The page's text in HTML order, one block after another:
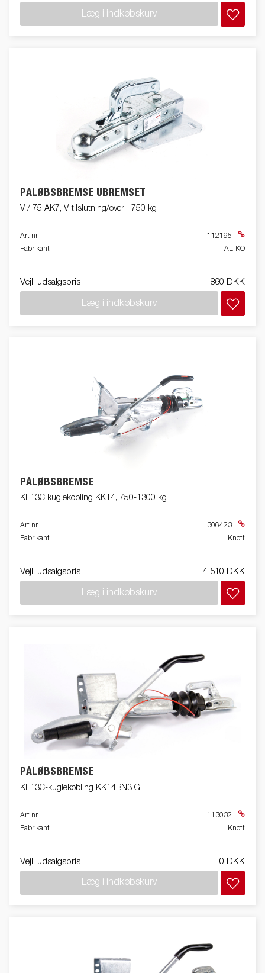
Læg i indkøbskurv
PÅLØBSBREMSE UBREMSET
V / 75 AK7, V-tilslutning/over, -750 kg
Art nr
112195
Fabrikant
AL-KO
Vejl. udsalgspris 860 DKK
Læg i indkøbskurv
PÅLØBSBREMSE
KF13C kuglekobling KK14, 750-1300 kg
Art nr
306423
Fabrikant
Knott
Vejl. udsalgspris 4 510 DKK
Læg i indkøbskurv
PÅLØBSBREMSE
KF13C-kuglekobling KK14BN3 GF
Art nr
113032
Fabrikant
Knott
Vejl. udsalgspris 0 DKK
Læg i indkøbskurv